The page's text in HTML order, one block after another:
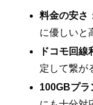
料金の安さ
に優しいと
ドコモ回線
定して繋が
100GBプラ